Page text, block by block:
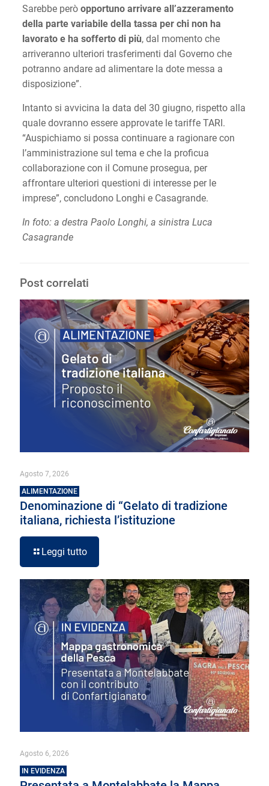
Sarebbe però opportuno arrivare all’azzeramento
della parte variabile della tassa per chi non ha
lavorato e ha sofferto di più, dal momento che
arriveranno ulteriori trasferimenti dal Governo che
potranno andare ad alimentare la dote messa a
disposizione”.
Intanto si avvicina la data del 30 giugno, rispetto alla
quale dovranno essere approvate le tariffe TARI.
“Auspichiamo si possa continuare a ragionare con
l’amministrazione sul tema e che la proficua
collaborazione con il Comune prosegua, per
affrontare ulteriori questioni di interesse per le
imprese”, concludono Longhi e Casagrande.
In foto: a destra Paolo Longhi, a sinistra Luca
Casagrande
Post correlati
Agosto 7, 2026
ALIMENTAZIONE
Denominazione di “Gelato di tradizione
italiana, richiesta l’istituzione
Leggi tutto
Agosto 6, 2026
IN EVIDENZA